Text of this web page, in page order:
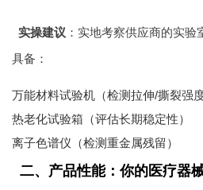
实操建议 ：实地考察供应商的实
具备：
万能材料试验机（检测拉伸/撕裂强度
热老化试验箱（评估长期稳定性）
离子色谱仪（检测重金属残留）
二、产品性能：你的医疗器